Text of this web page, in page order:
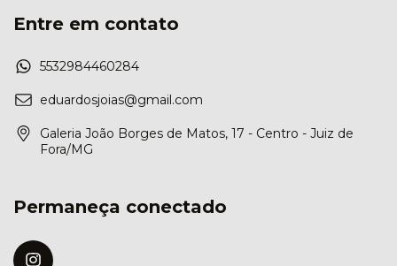
Entre em contato
5532984460284
eduardosjoias@gmail.com
Galeria João Borges de Matos, 17 - Centro - Juiz de
Fora/MG
Permaneça conectado